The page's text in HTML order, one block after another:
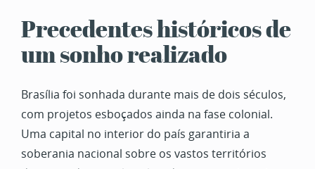
Precedentes históricos de
um sonho realizado
Brasília foi sonhada durante mais de dois séculos,
com projetos esboçados ainda na fase colonial.
Uma capital no interior do país garantiria a
soberania nacional sobre os vastos territórios